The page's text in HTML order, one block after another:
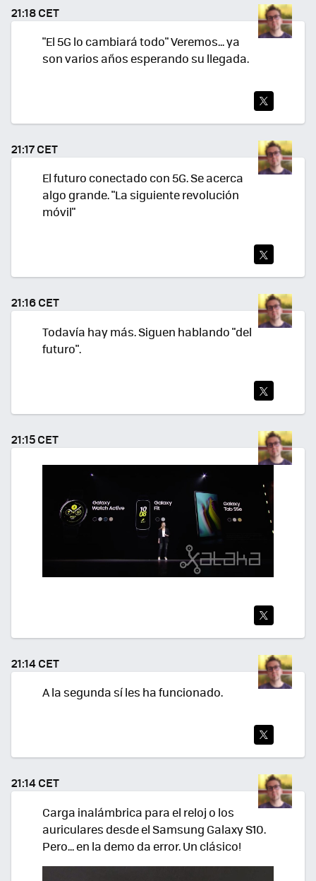
TEA
R
21:18 CET
"El 5G lo cambiará todo" Veremos... ya
son varios años esperando su llegada.
TWI
TEA
R
21:17 CET
El futuro conectado con 5G. Se acerca
algo grande. "La siguiente revolución
móvil"
TWI
TEA
R
21:16 CET
Todavía hay más. Siguen hablando "del
futuro".
TEA
R
21:15 CET
TEA
R
21:14 CET
A la segunda sí les ha funcionado.
TWI
TEA
R
21:14 CET
Carga inalámbrica para el reloj o los
auriculares desde el Samsung Galaxy S10.
Pero... en la demo da error. Un clásico!